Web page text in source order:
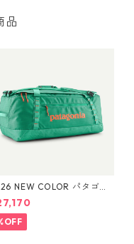
品
NEW COLOR パタゴニ
ラックホール・ダッフ
70L (カラー Aqua Stone)
Black Hole® Duff
日本正規品 製品番号